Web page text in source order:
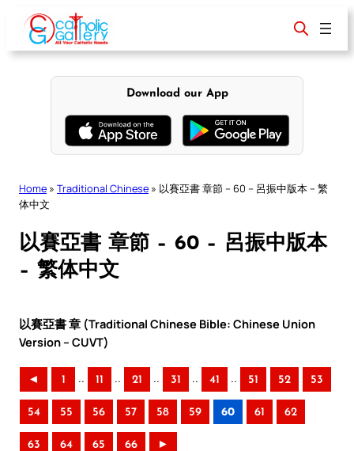
content
Download our App
Home » Traditional Chinese » 以賽亞書 章節 – 60 – 呂振中版本 – 繁
体中文
以賽亞書 章節 – 60 – 呂振中版本
– 繁体中文
以賽亞書 章 (Traditional Chinese Bible: Chinese Union
Version – CUVT)
◄ 1 .. 11 .. 21 .. 31 .. 41 .. 51 52 53
54 55 56 57 58 59 60 61 62
63 64 65 66 ►